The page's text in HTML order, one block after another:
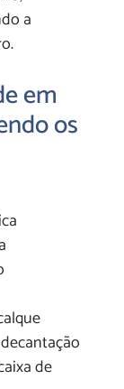
a
em
os
de